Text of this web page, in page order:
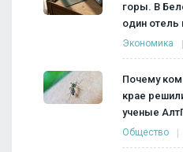
горы. В
один отель
Экономика
Почему
крае
ученые
Общество